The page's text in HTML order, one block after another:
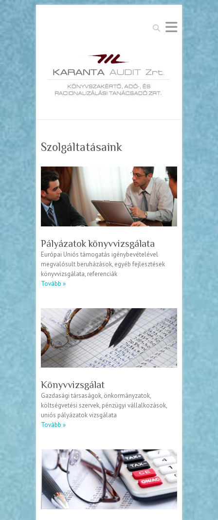
Search
Szolgáltatásaink
Pályázatok könyvvizsgálata
Európai Uniós támogatás igénybevételével
megvalósult beruházások, egyéb fejlesztések
könyvvizsgálata, referenciák
Tovább »
Könyvvizsgálat
Gazdasági társaságok, önkormányzatok,
költségvetési szervek, pénzügyi vállalkozások,
uniós pályázatok vizsgálata
Tovább »